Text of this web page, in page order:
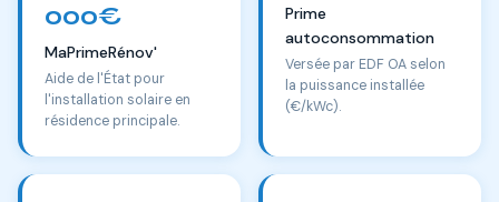
000€
MaPrimeRénov'
Aide de l'État pour
l'installation solaire en
résidence principale.
Prime
autoconsommation
Versée par EDF OA selon
la puissance installée
(€/kWc).